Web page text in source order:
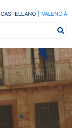
CASTELLANO VALENCIÀ